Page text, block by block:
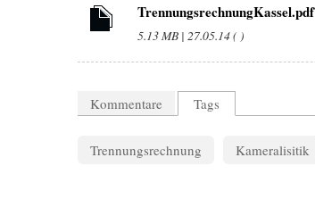
TrennungsrechnungKassel.pdf
5.13 MB | 27.05.14 ( )
Kommentare Tags
Trennungsrechnung Kameralisitik